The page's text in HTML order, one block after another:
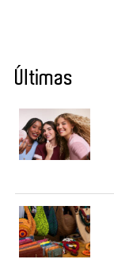
Últimas